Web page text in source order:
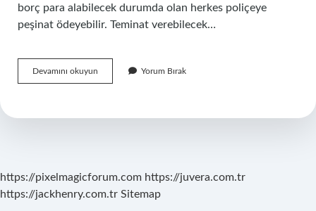
borç para alabilecek durumda olan herkes poliçeye
peşinat ödeyebilir. Teminat verebilecek…
Devamını okuyun
Aval
Yorum Bırak
https://pixelmagicforum.com https://juvera.com.tr
https://jackhenry.com.tr Sitemap